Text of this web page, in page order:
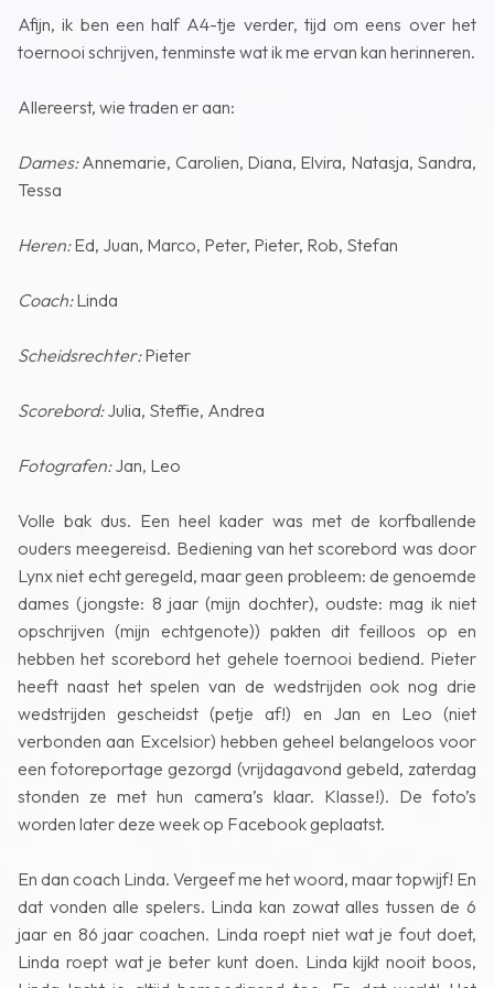
Afijn, ik ben een half A4-tje verder, tijd om eens over het
toernooi schrijven, tenminste wat ik me ervan kan herinneren.
Allereerst, wie traden er aan:
Dames:Annemarie, Carolien, Diana, Elvira, Natasja, Sandra,
Tessa
Heren:Ed, Juan, Marco, Peter, Pieter, Rob, Stefan
Coach:Linda
Scheidsrechter:Pieter
Scorebord:Julia, Steffie, Andrea
Fotografen:Jan, Leo
Volle bak dus. Een heel kader was met de korfballende
ouders meegereisd. Bediening van het scorebord was door
Lynx niet echt geregeld, maar geen probleem: de genoemde
dames (jongste: 8 jaar (mijn dochter), oudste: mag ik niet
opschrijven (mijn echtgenote)) pakten dit feilloos op en
hebben het scorebord het gehele toernooi bediend. Pieter
heeft naast het spelen van de wedstrijden ook nog drie
wedstrijden gescheidst (petje af!) en Jan en Leo (niet
verbonden aan Excelsior) hebben geheel belangeloos voor
een fotoreportage gezorgd (vrijdagavond gebeld, zaterdag
stonden ze met hun camera’s klaar. Klasse!). De foto’s
worden later deze week op Facebook geplaatst.
En dan coach Linda. Vergeef me het woord, maar topwijf! En
dat vonden alle spelers. Linda kan zowat alles tussen de 6
jaar en 86 jaar coachen. Linda roept niet wat je fout doet,
Linda roept wat je beter kunt doen. Linda kijkt nooit boos,